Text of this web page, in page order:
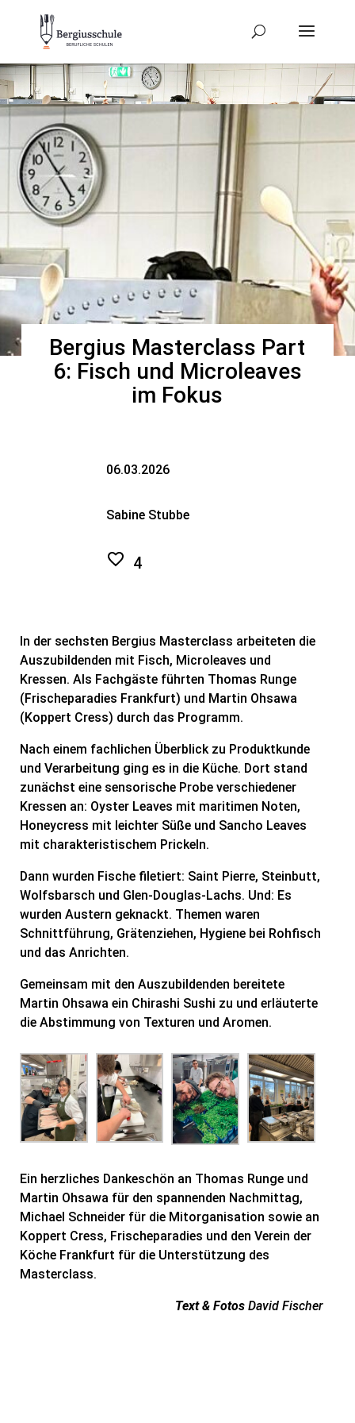
Bergius Masterclass Part
6: Fisch und Microleaves
im Fokus
06.03.2026
Sabine Stubbe
4
In der sechsten Bergius Masterclass arbeiteten die
Auszubildenden mit Fisch, Microleaves und
Kressen. Als Fachgäste führten Thomas Runge
(Frischeparadies Frankfurt) und Martin Ohsawa
(Koppert Cress) durch das Programm.
Nach einem fachlichen Überblick zu Produktkunde
und Verarbeitung ging es in die Küche. Dort stand
zunächst eine sensorische Probe verschiedener
Kressen an: Oyster Leaves mit maritimen Noten,
Honeycress mit leichter Süße und Sancho Leaves
mit charakteristischem Prickeln.
Dann wurden Fische filetiert: Saint Pierre, Steinbutt,
Wolfsbarsch und Glen-Douglas-Lachs. Und: Es
wurden Austern geknackt. Themen waren
Schnittführung, Grätenziehen, Hygiene bei Rohfisch
und das Anrichten.
Gemeinsam mit den Auszubildenden bereitete
Martin Ohsawa ein Chirashi Sushi zu und erläuterte
die Abstimmung von Texturen und Aromen.
Ein herzliches Dankeschön an Thomas Runge und
Martin Ohsawa für den spannenden Nachmittag,
Michael Schneider für die Mitorganisation sowie an
Koppert Cress, Frischeparadies und den Verein der
Köche Frankfurt für die Unterstützung des
Masterclass.
Text & Fotos David Fischer